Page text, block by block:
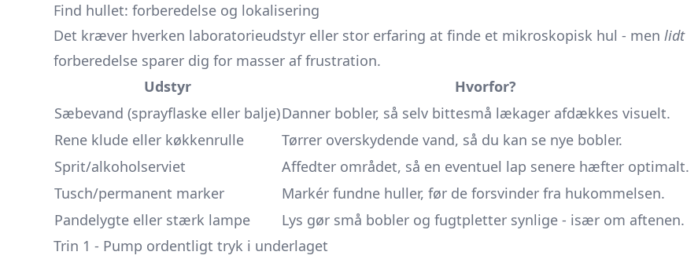
Find hullet: forberedelse og lokalisering
Det kræver hverken laboratorieudstyr eller stor erfaring at finde et mikroskopisk hul - men lidt
forberedelse sparer dig for masser af frustration.
Udstyr
Hvorfor?
Sæbevand (sprayflaske eller balje)Danner bobler, så selv bittesmå lækager afdækkes visuelt.
Rene klude eller køkkenrulle
Tørrer overskydende vand, så du kan se nye bobler.
Sprit/alkoholserviet
Affedter området, så en eventuel lap senere hæfter optimalt.
Tusch/permanent marker
Markér fundne huller, før de forsvinder fra hukommelsen.
Pandelygte eller stærk lampe
Lys gør små bobler og fugtpletter synlige - især om aftenen.
Trin 1 - Pump ordentligt tryk i underlaget